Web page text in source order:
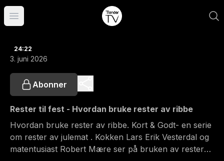
Åpne hovedmeny
24:22
3. juni 2026
Abonner
Rester til fest - Hvordan bruke rester av ribbe
Hvordan bruke rester av ribbe. Kort & Godt- en serie
om rester av julemat . Kokken Lars Erik Vesterdal og
matentusiast Robert Mære ser på bruken av rester